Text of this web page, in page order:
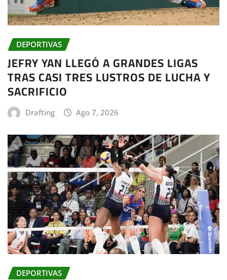
DEPORTIVAS
JEFRY YAN LLEGÓ A GRANDES LIGAS
TRAS CASI TRES LUSTROS DE LUCHA Y
SACRIFICIO
Drafting Ago 7, 2026
DEPORTIVAS